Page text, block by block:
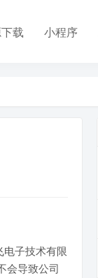
载 小程序
电子技术有限
会导致公司